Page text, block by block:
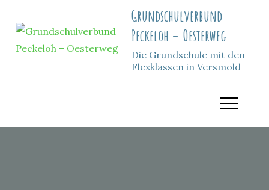
Grundschulverbund
Peckeloh – Oesterweg
Die Grundschule mit den
Flexklassen in Versmold